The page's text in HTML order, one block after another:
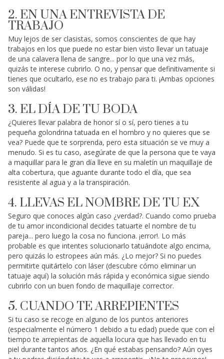
2. EN UNA ENTREVISTA DE
TRABAJO
Muy lejos de ser clasistas, somos conscientes de que hay
trabajos en los que puede no estar bien visto llevar un tatuaje
de una calavera llena de sangre... por lo que una vez más,
quizás te interese cubrirlo. O no, y pensar que definitivamente si
tienes que ocultarlo, ese no es trabajo para ti. ¡Ambas opciones
son válidas!
3. EL DÍA DE TU BODA
¿Quieres llevar palabra de honor sí o sí, pero tienes a tu
pequeña golondrina tatuada en el hombro y no quieres que se
vea? Puede que te sorprenda, pero esta situación se ve muy a
menudo. Si es tu caso, asegúrate de que la persona que te vaya
a maquillar para le gran día lleve en su maletín un maquillaje de
alta cobertura, que aguante durante todo el día, que sea
resistente al agua y a la transpiración.
4. LLEVAS EL NOMBRE DE TU EX
Seguro que conoces algún caso ¿verdad?. Cuando como prueba
de tu amor incondicional decides tatuarte el nombre de tu
pareja... pero luego la cosa no funciona. ¡error!. Lo más
probable es que intentes solucionarlo tatuándote algo encima,
pero quizás lo estropees aún más. ¿Lo mejor? Si no puedes
permitirte quitártelo con láser (descubre cómo eliminar un
tatuaje aquí) la solución más rápida y económica sigue siendo
cubrirlo con un buen fondo de maquillaje corrector.
5. CUANDO TE ARREPIENTES
Si tu caso se recoge en alguno de los puntos anteriores
(especialmente el número 1 debido a tu edad) puede que con el
tiempo te arrepientas de aquella locura que has llevado en tu
piel durante tantos años. ¿En qué estabas pensando? Aún oyes